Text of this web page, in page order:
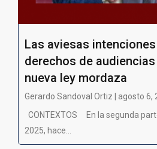
Las aviesas
derechos de
nueva ley mordaza
Gerardo Sandoval Ortiz | agosto 6,
CONTEXTOS En la segunda
2025, hace...